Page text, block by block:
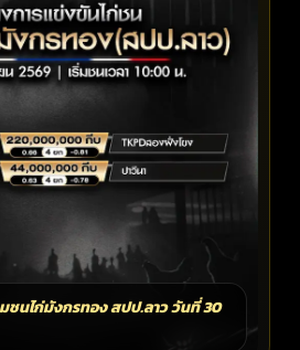
ชนไก่มังกรทอง สปป.ลาว วันที่ 30